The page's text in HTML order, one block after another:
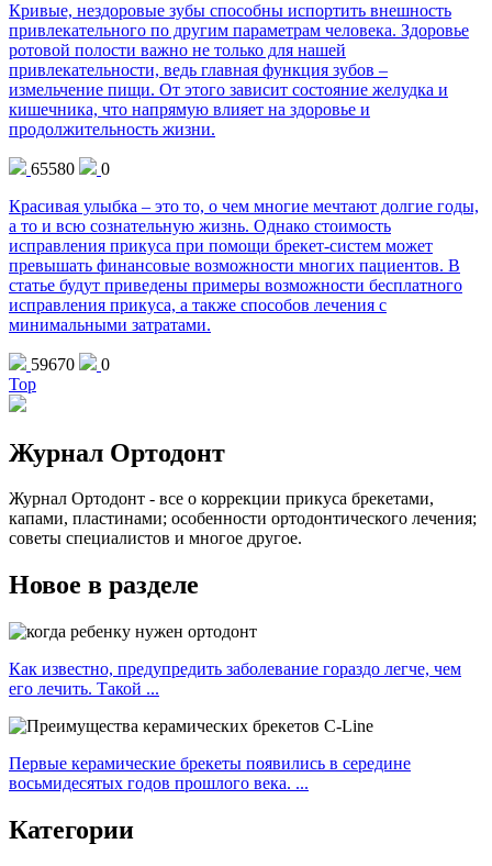
Кривые, нездоровые зубы способны испортить внешность
привлекательного по другим параметрам человека. Здоровье
ротовой полости важно не только для нашей
привлекательности, ведь главная функция зубов –
измельчение пищи. От этого зависит состояние желудка и
кишечника, что напрямую влияет на здоровье и
продолжительность жизни.
65580
0
Красивая улыбка – это то, о чем многие мечтают долгие годы,
а то и всю сознательную жизнь. Однако стоимость
исправления прикуса при помощи брекет-систем может
превышать финансовые возможности многих пациентов. В
статье будут приведены примеры возможности бесплатного
исправления прикуса, а также способов лечения с
минимальными затратами.
59670
0
Top
Журнал Ортодонт
Журнал Ортодонт - все о коррекции прикуса брекетами,
капами, пластинами; особенности ортодонтического лечения;
советы специалистов и многое другое.
Новое в разделе
Как известно, предупредить заболевание гораздо легче, чем
его лечить. Такой ...
Первые керамические брекеты появились в середине
восьмидесятых годов прошлого века. ...
Категории